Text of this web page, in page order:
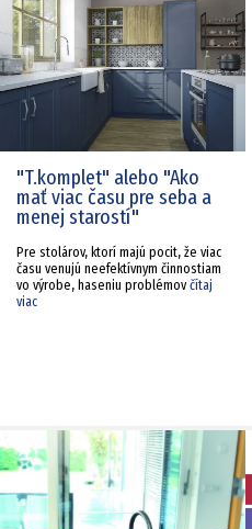
"T.komplet" alebo "Ako
mať viac času pre seba a
menej starostí"
Pre stolárov, ktorí majú pocit, že viac
času venujú neefektívnym činnostiam
vo výrobe, haseniu problémov čítaj
viac